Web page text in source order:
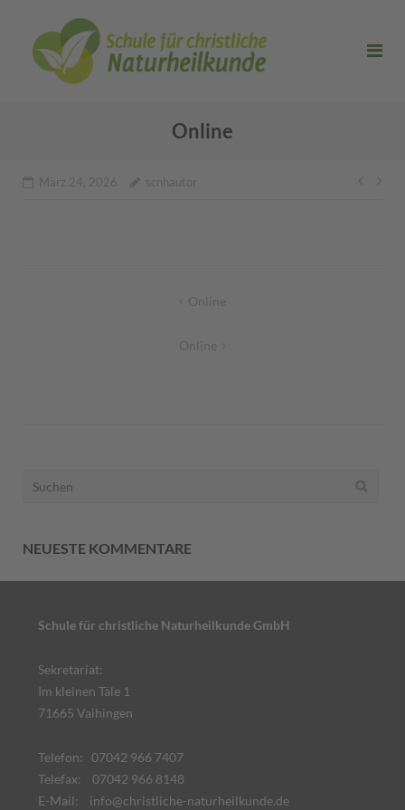
Online
März 24, 2026 scnhautor
BeitragsnavigationOnline
Online
Suchen
NEUESTE KOMMENTARE
Schule für christliche Naturheilkunde GmbH
Sekretariat:
Im kleinen Täle 1
71665 Vaihingen
Telefon: 07042 966 7407
Telefax: 07042 966 8148
E-Mail: info@christliche-naturheilkunde.de